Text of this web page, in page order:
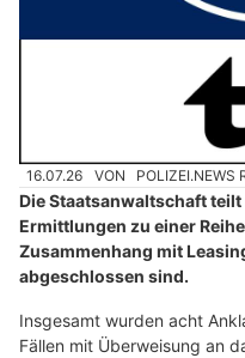
16.07.26 VON POLIZEI.NEWS
Die Staatsanwaltschaft
Ermittlungen zu einer
Zusammenhang mit
abgeschlossen sind.
Insgesamt wurden acht
Fällen mit Überweisung an